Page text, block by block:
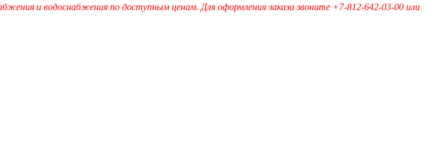
и водоснабжения по доступным ценам. Для оформления заказа звоните +7-812-642-03-00 или